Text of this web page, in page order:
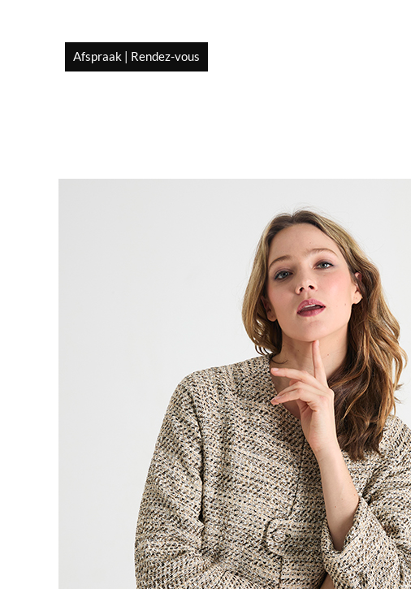
Afspraak | Rendez-vous